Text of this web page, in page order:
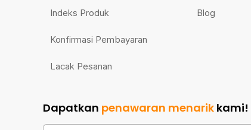
Indeks Produk
Konfirmasi Pembayaran
Lacak Pesanan
Blog
Dapatkan penawaran menarik kami!